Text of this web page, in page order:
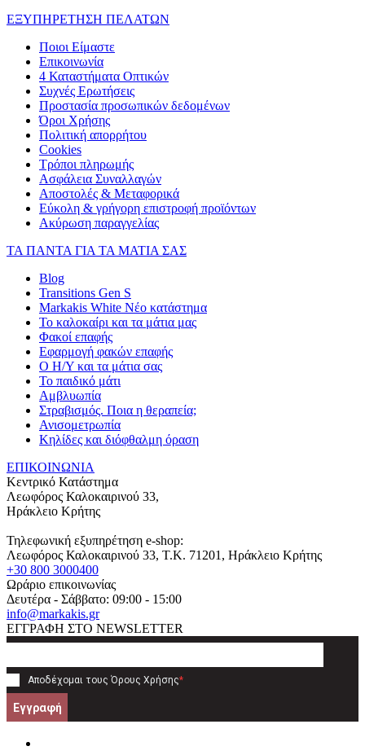
ΕΞΥΠΗΡΕΤΗΣΗ ΠΕΛΑΤΩΝ
Ποιοι Είμαστε
Επικοινωνία
4 Καταστήματα Οπτικών
Συχνές Ερωτήσεις
Προστασία προσωπικών δεδομένων
Όροι Χρήσης
Πολιτική απορρήτου
Cookies
Τρόποι πληρωμής
Ασφάλεια Συναλλαγών
Αποστολές & Μεταφορικά
Εύκολη & γρήγορη επιστροφή προϊόντων
Ακύρωση παραγγελίας
ΤΑ ΠΑΝΤΑ ΓΙΑ ΤΑ ΜΑΤΙΑ ΣΑΣ
Blog
Transitions Gen S
Markakis White Νέο κατάστημα
Το καλοκαίρι και τα μάτια μας
Φακοί επαφής
Εφαρμογή φακών επαφής
Ο Η/Υ και τα μάτια σας
Το παιδικό μάτι
Αμβλυωπία
Στραβισμός. Ποια η θεραπεία;
Ανισομετρωπία
Κηλίδες και διόφθαλμη όραση
ΕΠΙΚΟΙΝΩΝΙΑ
Κεντρικό Κατάστημα
Λεωφόρος Καλοκαιρινού 33,
Ηράκλειο Κρήτης
Τηλεφωνική εξυπηρέτηση e-shop:
Λεωφόρος Καλοκαιρινού 33, T.K. 71201, Ηράκλειο Κρήτης
+30 800 3000400
Ωράριο επικοινωνίας
Δευτέρα - Σάββατο: 09:00 - 15:00
info@markakis.gr
ΕΓΓΡΑΦΗ ΣΤΟ NEWSLETTER
Αποδέχομαι τους Όρους Χρήσης*
Εγγραφή